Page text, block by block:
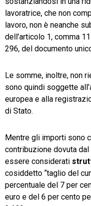
lavoratrice, che non
lavoro, non è neanche
dell’articolo 1, comma
296, del documento
Le somme, inoltre, non
sono quindi soggette
europea e alla
di Stato.
Mentre gli importi sono
contribuzione dovuta
essere considerati
cosiddetto “taglio del
percentuale del 7 per
euro e del 6 per cento